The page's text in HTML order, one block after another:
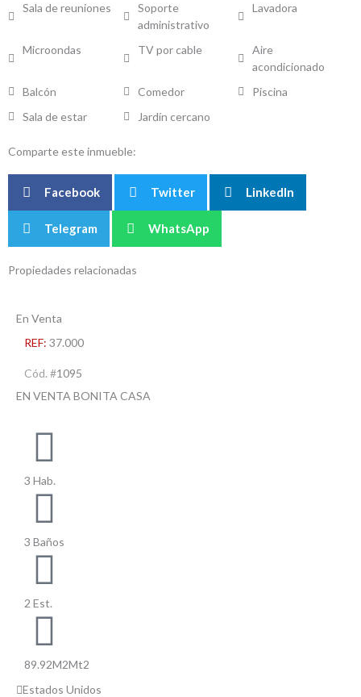
Sala de reuniones
Soporte
administrativo
Lavadora
Microondas TV por cable
Aire
acondicionado
Balcón
Comedor
Piscina
Sala de estar
Jardín cercano
Comparte este inmueble:
Facebook Twitter LinkedIn
Telegram WhatsApp
Propiedades relacionadas
En Venta
REF: 37.000
Cód. #1095
EN VENTA BONITA CASA
3 Hab.
3 Baños
2 Est.
89.92M2Mt2
Estados Unidos